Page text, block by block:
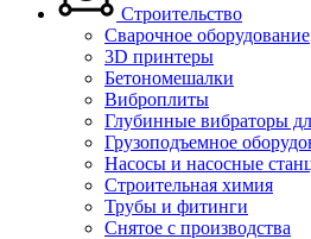
Строительство
Сварочное оборудование
3D принтеры
Бетономешалки
Виброплиты
Глубинные вибраторы
Грузоподъемное
Насосы и насосные
Строительная химия
Трубы и фитинги
Снятое с производства